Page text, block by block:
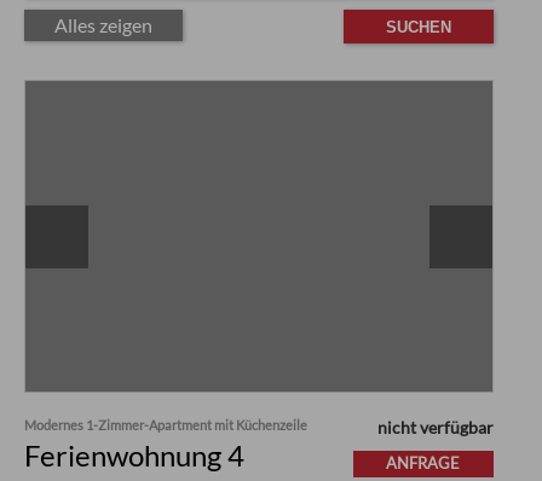
Alles zeigen
Modernes 1-Zimmer-Apartment mit Küchenzeile
Ferienwohnung 4
nicht verfügbar
ANFRAGE